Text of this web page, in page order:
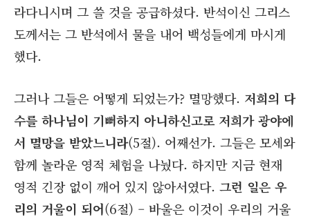
라다니시며 그 쓸 것을 공급하셨다. 반석이신 그리스
도께서는 그 반석에서 물을 내어 백성들에게 마시게
했다.
그러나 그들은 어떻게 되었는가? 멸망했다. 저희의 다
수를 하나님이 기뻐하지 아니하신고로 저희가 광야에
서 멸망을 받았느니라(5절). 어째선가. 그들은 모세와
함께 놀라운 영적 체험을 나눴다. 하지만 지금 현재
영적 긴장 없이 깨어 있지 않아서였다. 그런 일은 우
리의 거울이 되어(6절) – 바울은 이것이 우리의 거울